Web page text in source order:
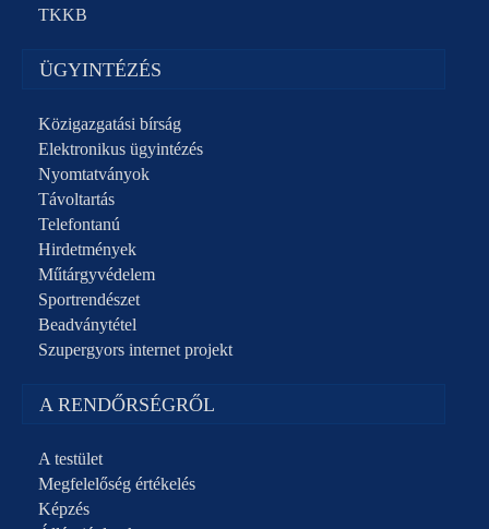
TKKB
ÜGYINTÉZÉS
Közigazgatási bírság
Elektronikus ügyintézés
Nyomtatványok
Távoltartás
Telefontanú
Hirdetmények
Műtárgyvédelem
Sportrendészet
Beadványtétel
Szupergyors internet projekt
A RENDŐRSÉGRŐL
A testület
Megfelelőség értékelés
Képzés